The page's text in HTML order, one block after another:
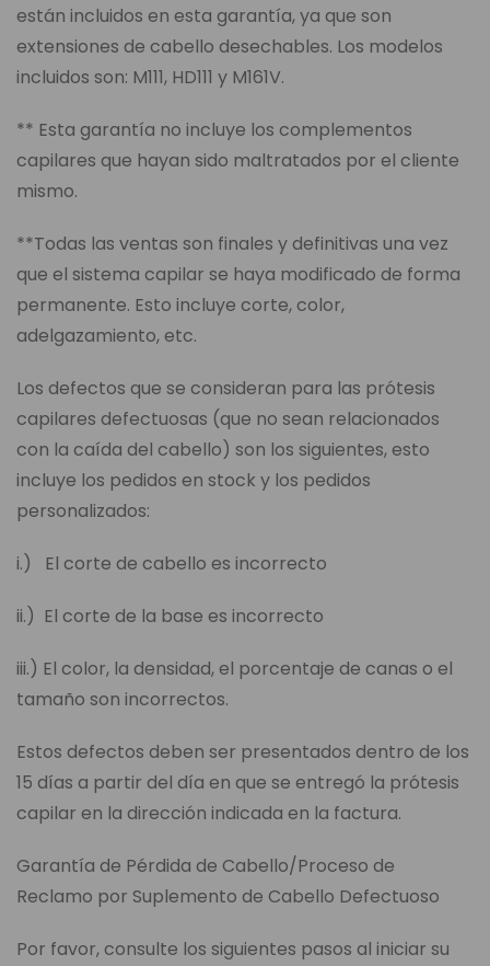
están incluidos en esta garantía, ya que son
extensiones de cabello desechables. Los modelos
incluidos son: M111, HD111 y M161V.
** Esta garantía no incluye los complementos
capilares que hayan sido maltratados por el cliente
mismo.
**Todas las ventas son finales y definitivas una vez
que el sistema capilar se haya modificado de forma
permanente. Esto incluye corte, color,
adelgazamiento, etc.
Los defectos que se consideran para las prótesis
capilares defectuosas (que no sean relacionados
con la caída del cabello) son los siguientes, esto
incluye los pedidos en stock y los pedidos
personalizados:
i.) El corte de cabello es incorrecto
ii.) El corte de la base es incorrecto
iii.) El color, la densidad, el porcentaje de canas o el
tamaño son incorrectos.
Estos defectos deben ser presentados dentro de los
15 días a partir del día en que se entregó la prótesis
capilar en la dirección indicada en la factura.
Garantía de Pérdida de Cabello/Proceso de
Reclamo por Suplemento de Cabello Defectuoso
Por favor, consulte los siguientes pasos al iniciar su